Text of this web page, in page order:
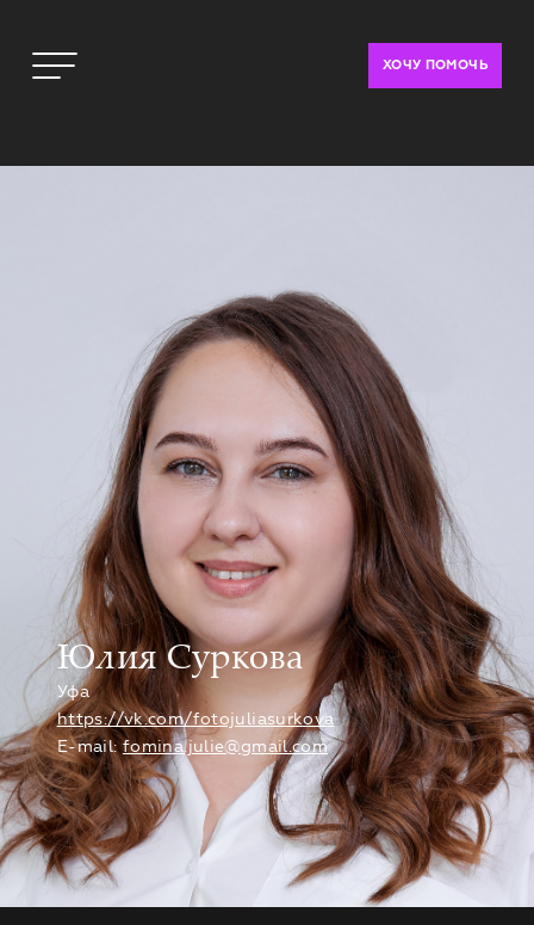
ХОЧУ ПОМОЧЬ
Юлия Суркова
Уфа
https://vk.com/fotojuliasurkova
E-mail:fomina.julie@gmail.com